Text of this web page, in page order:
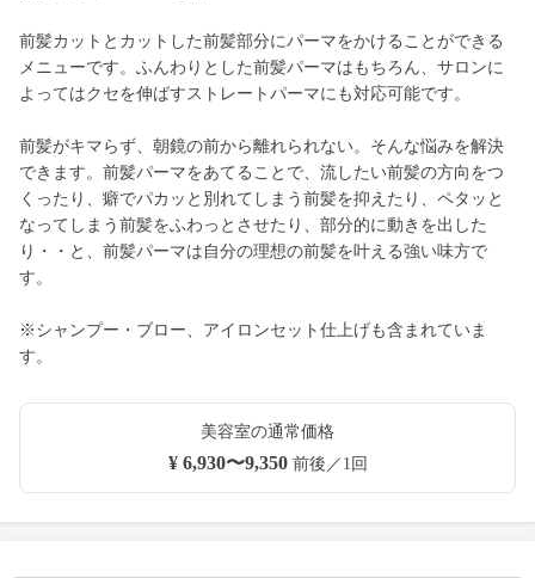
前髪カットとカットした前髪部分にパーマをかけることができる
メニューです。ふんわりとした前髪パーマはもちろん、サロンに
よってはクセを伸ばすストレートパーマにも対応可能です。
前髪がキマらず、朝鏡の前から離れられない。そんな悩みを解決
できます。前髪パーマをあてることで、流したい前髪の方向をつ
くったり、癖でパカッと別れてしまう前髪を抑えたり、ペタッと
なってしまう前髪をふわっとさせたり、部分的に動きを出した
り・・と、前髪パーマは自分の理想の前髪を叶える強い味方で
す。
※シャンプー・ブロー、アイロンセット仕上げも含まれていま
す。
美容室の通常価格
¥ 6,930〜9,350前後／1回